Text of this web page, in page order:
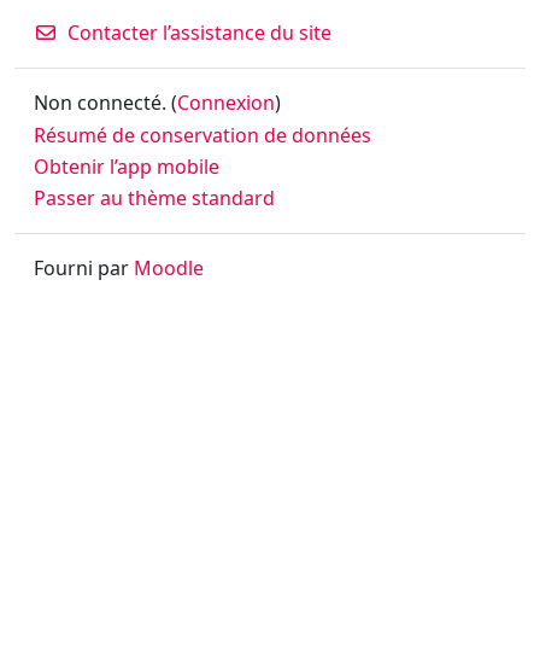
Contacter l’assistance du site
Non connecté. (Connexion)
Résumé de conservation de données
Obtenir l’app mobile
Passer au thème standard
Fourni par Moodle